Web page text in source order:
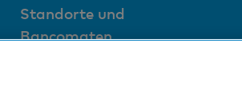
Standorte und
Bancomaten